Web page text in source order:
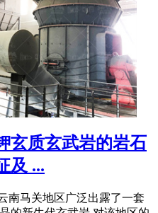
玄质玄武岩的岩石
及 ...
南马关地区广泛出露了一套